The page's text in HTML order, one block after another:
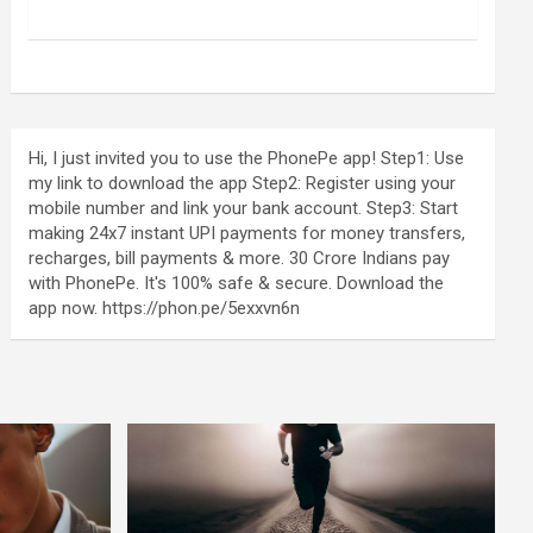
Hi, I just invited you to use the PhonePe app! Step1: Use
my link to download the app Step2: Register using your
mobile number and link your bank account. Step3: Start
making 24x7 instant UPI payments for money transfers,
recharges, bill payments & more. 30 Crore Indians pay
with PhonePe. It's 100% safe & secure. Download the
app now. https://phon.pe/5exxvn6n